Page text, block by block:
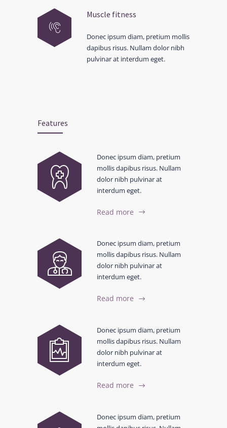
Muscle fitness
Donec ipsum diam, pretium mollis
dapibus risus. Nullam dolor nibh
pulvinar at interdum eget.
Features
Donec ipsum diam, pretium
mollis dapibus risus. Nullam
dolor nibh pulvinar at
interdum eget.
Read more
Donec ipsum diam, pretium
mollis dapibus risus. Nullam
dolor nibh pulvinar at
interdum eget.
Read more
Donec ipsum diam, pretium
mollis dapibus risus. Nullam
dolor nibh pulvinar at
interdum eget.
Read more
Donec ipsum diam, pretium